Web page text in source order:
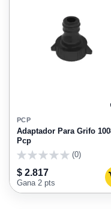
PCP
Adaptador Para Grifo
Pcp
(0)
$ 2.817
Gana 2 pts